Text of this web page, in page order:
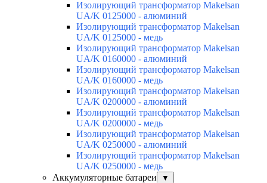
Изолирующий трансформатор Makelsan
UA/K 0125000 - алюминий
Изолирующий трансформатор Makelsan
UA/K 0125000 - медь
Изолирующий трансформатор Makelsan
UA/K 0160000 - алюминий
Изолирующий трансформатор Makelsan
UA/K 0160000 - медь
Изолирующий трансформатор Makelsan
UA/K 0200000 - алюминий
Изолирующий трансформатор Makelsan
UA/K 0200000 - медь
Изолирующий трансформатор Makelsan
UA/K 0250000 - алюминий
Изолирующий трансформатор Makelsan
UA/K 0250000 - медь
Аккумуляторные батареи
▼